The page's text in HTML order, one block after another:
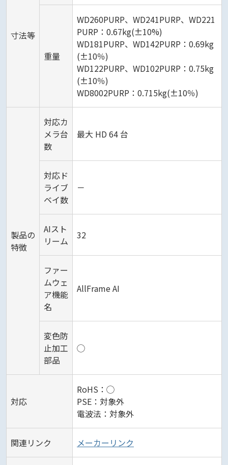
寸法等
重量
WD260PURP、WD241PURP、WD221
PURP：0.67kg(±10%)
WD181PURP、WD142PURP：0.69kg
(±10％)
WD122PURP、WD102PURP：0.75kg
(±10％)
WD8002PURP：0.715kg(±10％)
製品の
特徴
対応カ
メラ台
数
最大 HD 64 台
対応ド
ライブ
ベイ数
－
AIスト
リーム
32
ファー
ムウェ
ア機能
名
AllFrame AI
変色防
止加工
部品
◯
対応
RoHS：◯
PSE：対象外
電波法：対象外
関連リンク メーカーリンク